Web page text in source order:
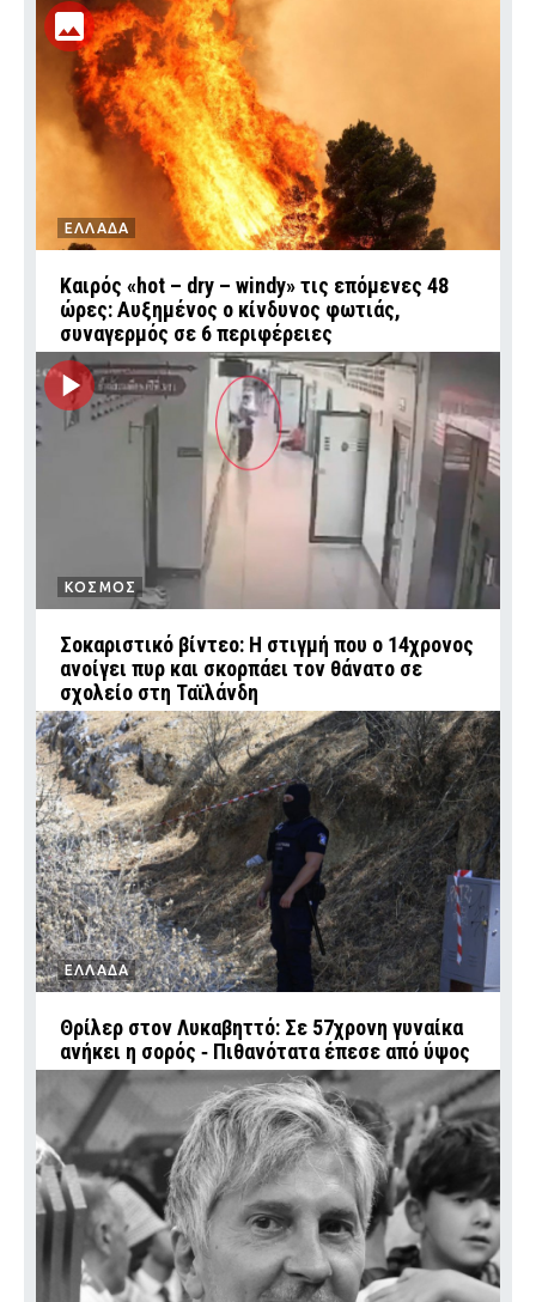
ΕΛΛΑΔΑ
Καιρός «hot – dry – windy» τις επόμενες 48
ώρες: Αυξημένος ο κίνδυνος φωτιάς,
συναγερμός σε 6 περιφέρειες
ΚΟΣΜΟΣ
Σοκαριστικό βίντεο: Η στιγμή που ο 14χρονος
ανοίγει πυρ και σκορπάει τον θάνατο σε
σχολείο στη Ταϊλάνδη
ΕΛΛΑΔΑ
Θρίλερ στον Λυκαβηττό: Σε 57χρονη γυναίκα
ανήκει η σορός ‑ Πιθανότατα έπεσε από ύψος